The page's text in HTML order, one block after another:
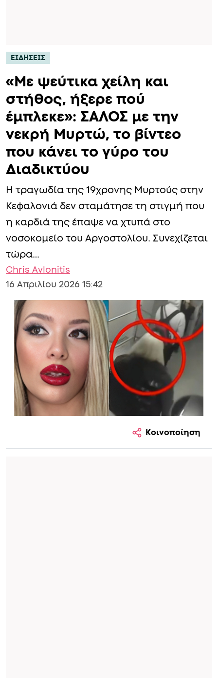
ΕΙΔΗΣΕΙΣ
«Mε ψεύτικα χείλη και
στήθος, ήξερε πού
έμπλεκε»: ΣΑΛΟΣ με την
νεκρή Μυρτώ, το βίντεο
που κάνει το γύρο του
Διαδικτύου
Η τραγωδία της 19χρονης Μυρτούς στην
Κεφαλονιά δεν σταμάτησε τη στιγμή που
η καρδιά της έπαψε να χτυπά στο
νοσοκομείο του Αργοστολίου. Συνεχίζεται
τώρα…
Chris Avlonitis
16 Απριλίου 2026 15:42
Κοινοποίηση